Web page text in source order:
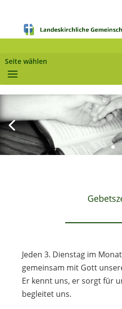
Seite wählen
Jeden 3. Dienstag im
gemeinsam mit Gott
Er kennt uns, er sorgt für
begleitet uns.